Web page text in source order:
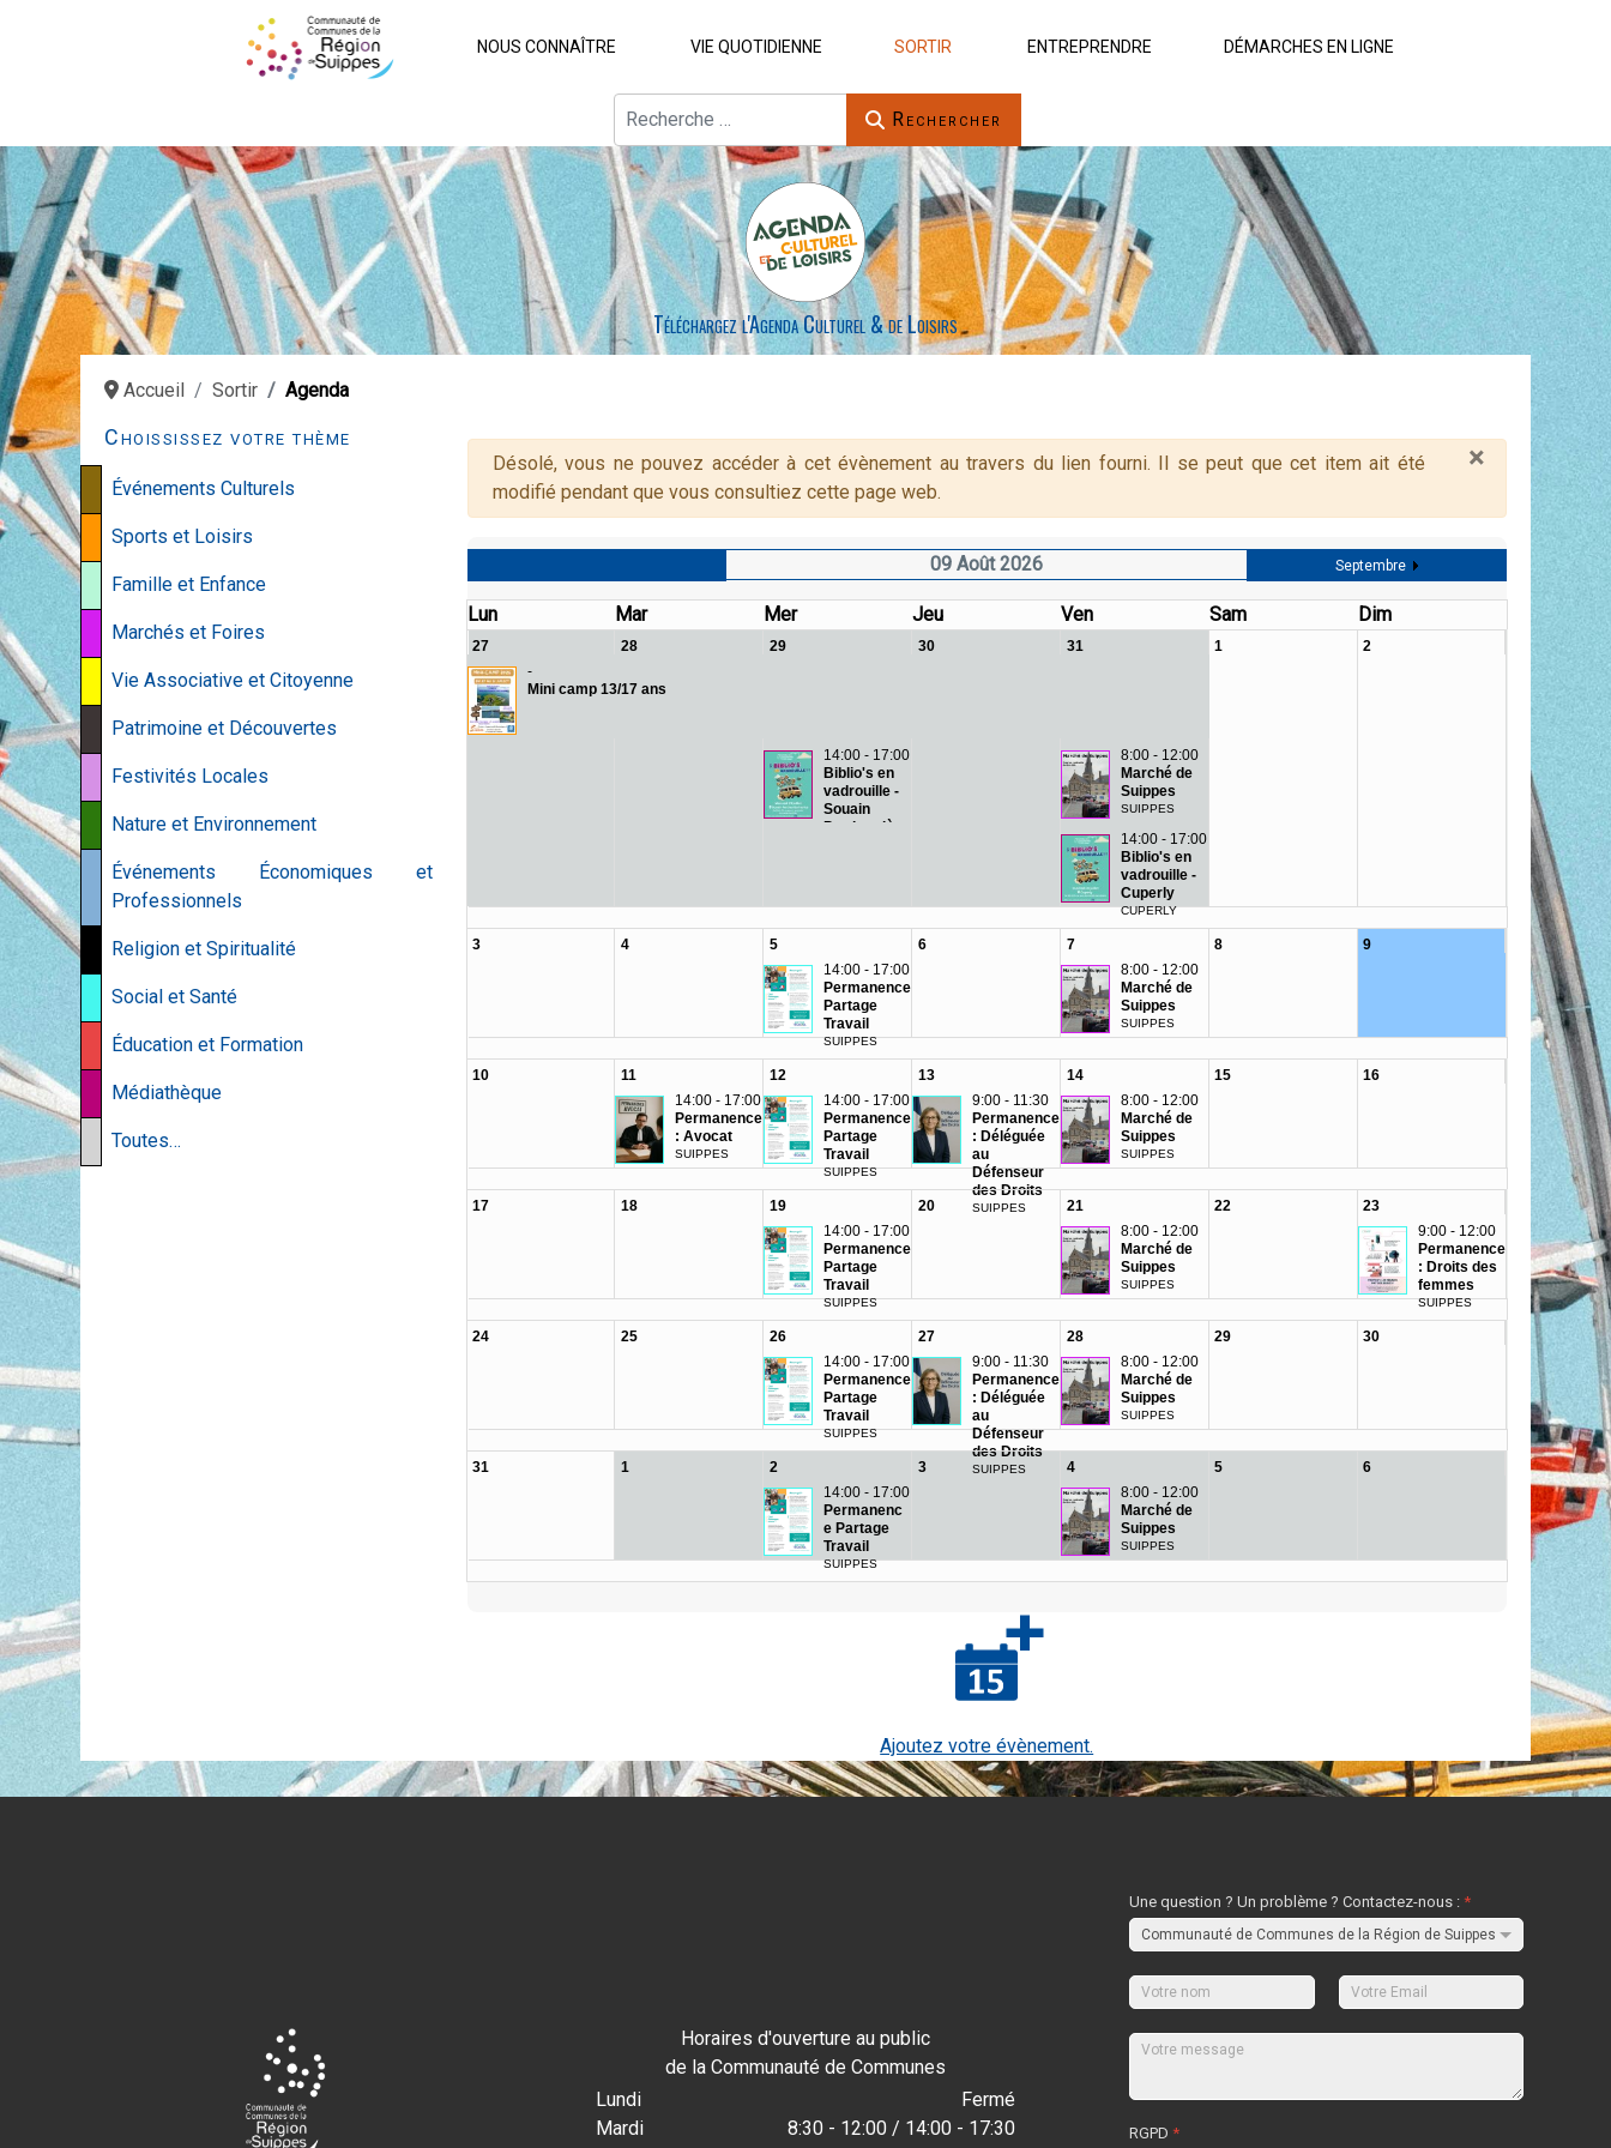
NOUS CONNAÎTRE VIE QUOTIDIENNE SORTIR ENTREPRENDRE DÉMARCHES EN LIGNE
Rechercher
Téléchargez l'Agenda Culturel & de Loisirs
Accueil Sortir Agenda
Choississez votre thème
Événements Culturels
Sports et Loisirs
Famille et Enfance
Marchés et Foires
Vie Associative et Citoyenne
Patrimoine et Découvertes
Festivités Locales
Nature et Environnement
Événements Économiques et
Professionnels
Religion et Spiritualité
Social et Santé
Éducation et Formation
Médiathèque
Toutes…
×
Alerte
Désolé, vous ne pouvez accéder à cet évènement au travers du lien fourni. Il se peut que cet item ait été
modifié pendant que vous consultiez cette page web.
09 Août 2026 Septembre
Lun Mar Mer Jeu Ven Sam Dim
27 28 29 30 31 1
2
-
Mini camp 13/17 ans
14:00 - 17:00
Biblio's en
vadrouille -
Souain
Perthes-lès-
8:00 - 12:00
Marché de
Suippes
SUIPPES
14:00 - 17:00
Biblio's en
vadrouille -
Cuperly
CUPERLY
3 4 5 6 7 8
9
14:00 - 17:00
Permanence
Partage
Travail
SUIPPES
8:00 - 12:00
Marché de
Suippes
SUIPPES
10 11 12 13 14 15
16
14:00 - 17:00
Permanence
: Avocat
SUIPPES
14:00 - 17:00
Permanence
Partage
Travail
SUIPPES
9:00 - 11:30
Permanence
: Déléguée
au
Défenseur
des Droits
SUIPPES
8:00 - 12:00
Marché de
Suippes
SUIPPES
17 18 19 20 21 22
23
14:00 - 17:00
Permanence
Partage
Travail
SUIPPES
8:00 - 12:00
Marché de
Suippes
SUIPPES
9:00 - 12:00
Permanence
: Droits des
femmes
SUIPPES
24 25 26 27 28 29
30
14:00 - 17:00
Permanence
Partage
Travail
SUIPPES
9:00 - 11:30
Permanence
: Déléguée
au
Défenseur
des Droits
SUIPPES
8:00 - 12:00
Marché de
Suippes
SUIPPES
31 1 2 3 4 5
6
14:00 - 17:00
Permanenc
e Partage
Travail
SUIPPES
8:00 - 12:00
Marché de
Suippes
SUIPPES
Ajoutez votre évènement.
Horaires d'ouverture au public
de la Communauté de Communes
Lundi
Fermé
Mardi
8:30 - 12:00 / 14:00 - 17:30
Une question ? Un problème ? Contactez-nous :*
RGPD*